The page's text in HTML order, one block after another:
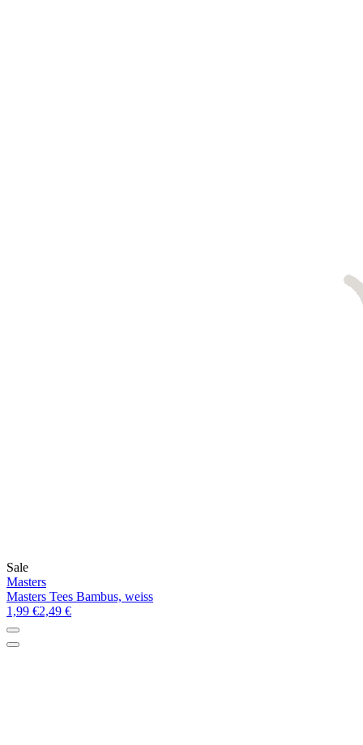
Sale
Masters
Masters Tees Bambus, weiss
1,99 €2,49 €